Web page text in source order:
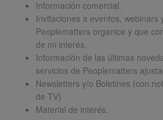
Información comercial.
Invitaciones a eventos, webinars
Peoplematters organice y que
de mi interés.
Información de las últimas
servicios de Peoplematters
Newsletters y/o Boletines (con
de TV)
Material de interés.